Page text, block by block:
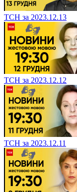
ТСН за 2023.12.13
ТСН за 2023.12.12
ТСН за 2023.12.11